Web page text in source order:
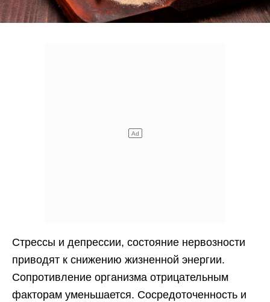
Стрессы и депрессии, состояние нервозности
приводят к снижению жизненной энергии.
Сопротивление организма отрицательным
факторам уменьшается. Сосредоточенность и